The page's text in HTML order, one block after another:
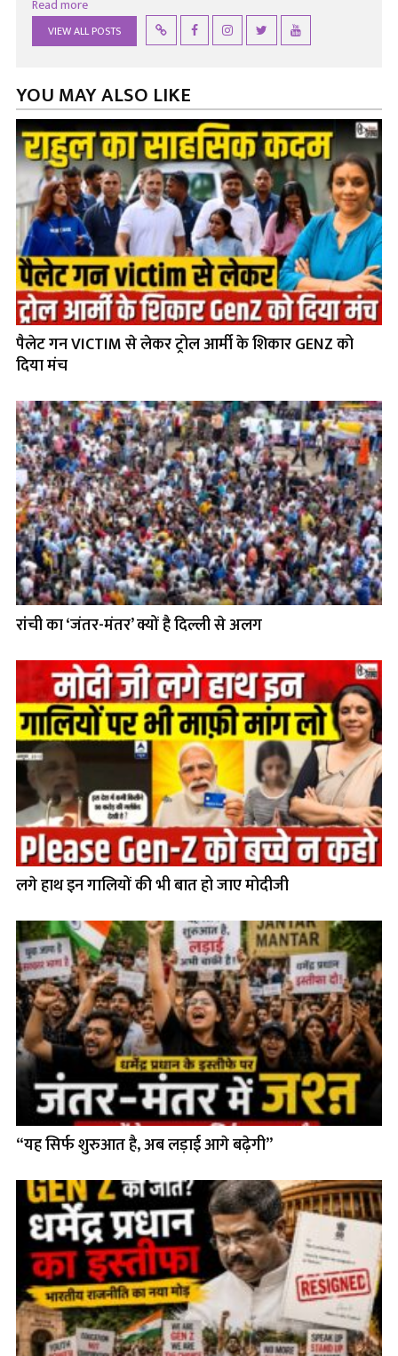
Read more
VIEW ALL POSTS
YOU MAY ALSO LIKE
पैलेट गन VICTIM से लेकर ट्रोल आर्मी के शिकार GENZ को
दिया मंच
रांची का ‘जंतर-मंतर’ क्यों है दिल्ली से अलग
लगे हाथ इन गालियों की भी बात हो जाए मोदीजी
“यह सिर्फ शुरुआत है, अब लड़ाई आगे बढ़ेगी”